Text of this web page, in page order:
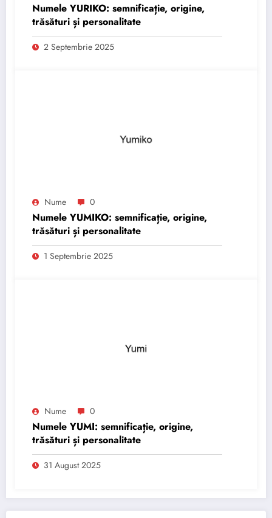
Numele YURIKO: semnificație, origine,
trăsături și personalitate
2 Septembrie 2025
Nume 0
Numele YUMIKO: semnificație, origine,
trăsături și personalitate
1 Septembrie 2025
Nume 0
Numele YUMI: semnificație, origine,
trăsături și personalitate
31 August 2025